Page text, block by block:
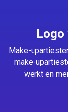
Logo
Make-
make-
werkt en